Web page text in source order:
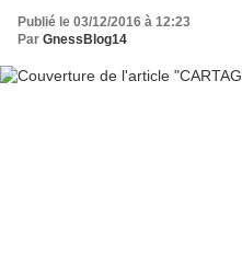
Publié le 03/12/2016 à 12:23
Par GnessBlog14